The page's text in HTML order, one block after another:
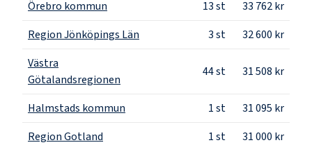
Örebro kommun
13st
33 762 kr
Region Jönköpings Län
3st
32 600 kr
Västra
Götalandsregionen
44st 31 508 kr
Halmstads kommun 1st
31 095 kr
Region Gotland
1st
31 000 kr